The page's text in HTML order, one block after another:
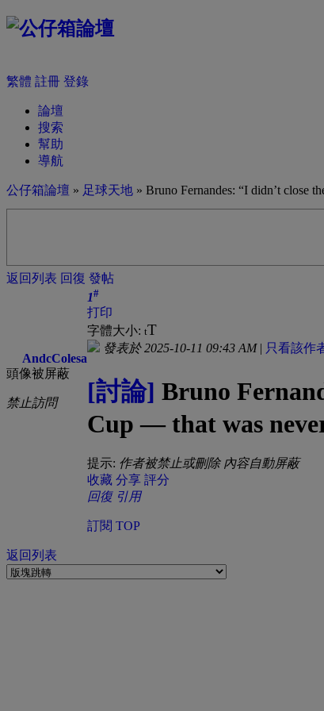
繁體 註冊 登錄
論壇
搜索
幫助
導航
公仔箱論壇 » 足球天地 » Bruno Fernandes: “I didn’t close
返回列表 回復 發帖
AndcColesa
頭像被屏蔽
禁止訪問
1#
打印
字體大小: tT
發表於 2025-10-11 09:43 AM| 只看該作
[討論] Bruno
Cup — that was
提示: 作者被禁止或刪除 內容自動屏蔽
收藏 分享 評分
回復 引用
訂閱 TOP
返回列表